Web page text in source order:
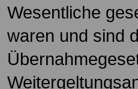
Wesentliche
waren und sind